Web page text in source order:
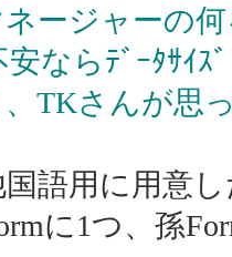
ージャーの
ならﾃﾞｰﾀｻｲｽ
TKさんが思
国語用に用意
に1つ、孫